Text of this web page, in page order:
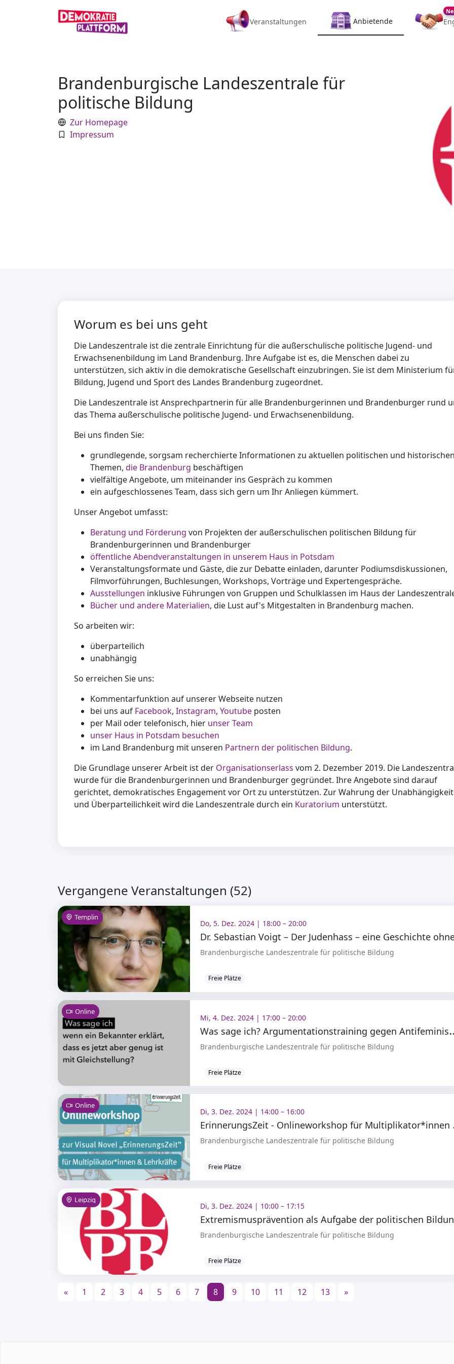
Veranstaltungen Anbietende
Brandenburgische Landeszentrale für
politische Bildung
Zur Homepage
Impressum
Worum es bei uns geht
Die Landeszentrale ist die zentrale Einrichtung für die außerschulische politische Jugend- und
Erwachsenenbildung im Land Brandenburg. Ihre Aufgabe ist es, die Menschen dabei zu
unterstützen, sich aktiv in die demokratische Gesellschaft einzubringen. Sie ist dem Ministerium
Bildung, Jugend und Sport des Landes Brandenburg zugeordnet.
Die Landeszentrale ist Ansprechpartnerin für alle Brandenburgerinnen und Brandenburger rund
das Thema außerschulische politische Jugend- und Erwachsenenbildung.
Bei uns finden Sie:
grundlegende, sorgsam recherchierte Informationen zu aktuellen politischen und
Themen, die Brandenburg beschäftigen
vielfältige Angebote, um miteinander ins Gespräch zu kommen
ein aufgeschlossenes Team, dass sich gern um Ihr Anliegen kümmert.
Unser Angebot umfasst:
Beratung und Förderung von Projekten der außerschulischen politischen Bildung für
Brandenburgerinnen und Brandenburger
öffentliche Abendveranstaltungen in unserem Haus in Potsdam
Veranstaltungsformate und Gäste, die zur Debatte einladen, darunter Podiumsdiskussionen,
Filmvorführungen, Buchlesungen, Workshops, Vorträge und Expertengespräche.
Ausstellungen inklusive Führungen von Gruppen und Schulklassen im Haus der
Bücher und andere Materialien, die Lust auf's Mitgestalten in Brandenburg machen.
So arbeiten wir:
überparteilich
unabhängig
So erreichen Sie uns:
Kommentarfunktion auf unserer Webseite nutzen
bei uns auf Facebook, Instagram, Youtube posten
per Mail oder telefonisch, hier unser Team
unser Haus in Potsdam besuchen
im Land Brandenburg mit unseren Partnern der politischen Bildung.
Die Grundlage unserer Arbeit ist der Organisationserlass vom 2. Dezember 2019. Die
wurde für die Brandenburgerinnen und Brandenburger gegründet. Ihre Angebote sind darauf
gerichtet, demokratisches Engagement vor Ort zu unterstützen. Zur Wahrung der Unabhängigkeit
und Überparteilichkeit wird die Landeszentrale durch ein Kuratorium unterstützt.
Vergangene Veranstaltungen (52)
Templin
Do, 5. Dez. 2024 | 18:00 – 20:00
Brandenburgische Landeszentrale für politische Bildung
Freie Plätze
Online
Mi, 4. Dez. 2024 | 17:00 – 20:00
as sage ich?
Brandenburgische Landeszentrale für politische Bildung
Freie Plätze
Online
Di, 3. Dez. 2024 | 14:00 – 16:00
Brandenburgische Landeszentrale für politische Bildung
Freie Plätze
Leipzig
Di, 3. Dez. 2024 | 10:00 – 17:15
Brandenburgische Landeszentrale für politische Bildung
Freie Plätze
« 1 2 3 4 5 6 7 8 9 10 11 12 13 »